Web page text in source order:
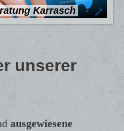
Karrasch
unserer
ausgewiesene